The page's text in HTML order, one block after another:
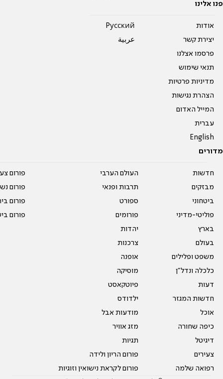
פנו אלינו
אודות
יצירת קשר
פרסמו אצלנו
תנאי שימוש
מדיניות פרטיות
הצהרת נגישות
המייל האדום
עברית
English
Pусский
عربية
מדורים
חדשות
מבזקים
ביטחוני
פוליטי-מדיני
בארץ
בעולם
משפט ופלילים
כלכלה ונדל"ן
דעות
חדשות המגזר
אוכל
כיפה שחורה
דיגיטל
צעירים
רפואה שלמה
העולם הערבי
תרבות ופנאי
ספורט
פורומים
יהדות
צרכנות
אופנה
מוסיקה
פיוטקאסט
ילדודס
מודעות אבל
מזג אוויר
תגיות
פורום הריון ולידה
פורום לקראת נישואין וזוגיות
פורום
פורום
פורום
פורום